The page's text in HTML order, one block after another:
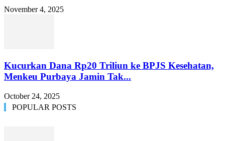
November 4, 2025
Kucurkan Dana Rp20 Triliun ke BPJS Kesehatan,
Menkeu Purbaya Jamin Tak...
October 24, 2025
POPULAR POSTS